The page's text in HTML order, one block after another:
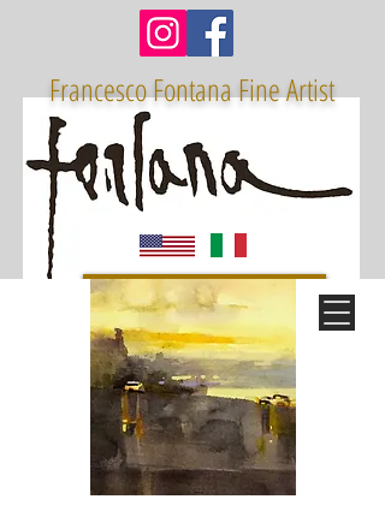
Francesco Fontana Fine Artist
Receive the Artist Letter